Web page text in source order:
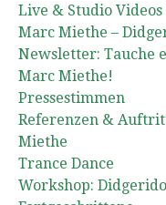
Live & Studio Videos
Marc Miethe –
Newsletter: Tauche
Marc Miethe!
Pressestimmen
Referenzen &
Miethe
Trance Dance
Workshop: